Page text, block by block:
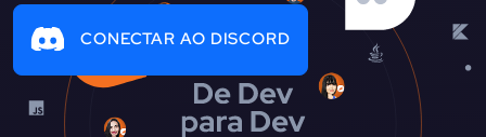
CONECTAR AO DISCORD